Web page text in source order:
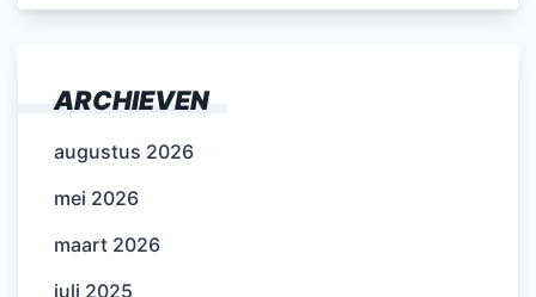
ARCHIEVEN
augustus 2026
mei 2026
maart 2026
juli 2025